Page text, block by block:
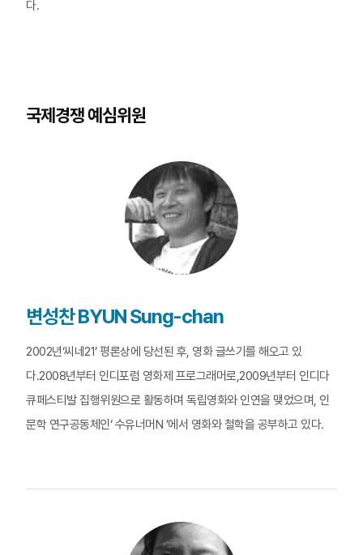
다.
국제경쟁 예심위원
변성찬 BYUN Sung-chan
2002년‘씨네21’ 평론상에 당선된 후, 영화 글쓰기를 해오고 있
다.2008년부터 인디포럼 영화제 프로그래머로,2009년부터 인디다
큐페스티발 집행위원으로 활동하며 독립영화와 인연을 맺었으며, 인
문학 연구공동체인‘ 수유너머N ’에서 영화와 철학을 공부하고 있다.